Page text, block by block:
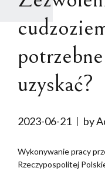
uzyskać?
2023-06-21 by
Wykonywanie pracy
Rzeczypospolitej